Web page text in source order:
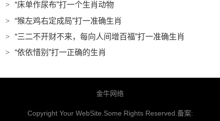
>
“床单作尿布”打一个生肖动物
>
“猴左鸡右定成局”打一准确生肖
>
“三二不开财不来，每向人间增百福”打一准确生肖
>
“依依惜别”打一正确的生肖
金牛网络
Copyright Your WebSite.Some Rights Reserved.备案: